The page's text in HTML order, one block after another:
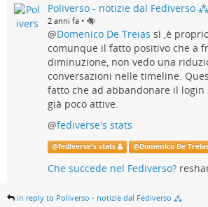
Poliverso - notizie dal Fediverso
2 anni fa •
@Domenico De Treias sì ,è
comunque il fatto positivo che a
diminuzione, non vedo una
conversazioni nelle timeline.
fatto che ad abbandonare il login
già poco attive.
@fediverse's stats
@fediverse's stats @Domenico De
Che succede nel Fediverso?
in reply to Poliverso - notizie dal Fediverso ⁂